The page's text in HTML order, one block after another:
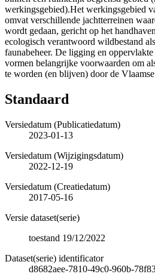
werkingsgebied).Het werkingsgebied
omvat verschillende jachtterreinen
wordt gedaan, gericht op het
ecologisch verantwoord wildbestand
faunabeheer. De ligging en
vormen belangrijke voorwaarden om
te worden (en blijven) door de
Standaard
Versiedatum (Publicatiedatum)
2023-01-13
Versiedatum (Wijzigingsdatum)
2022-12-19
Versiedatum (Creatiedatum)
2017-05-16
Versie dataset(serie)
toestand 19/12/2022
Dataset(serie) identificator
d8682aee-7810-49c0-960b-